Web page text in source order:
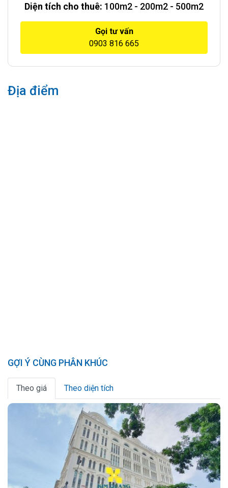
Diện tích cho thuê: 100m2 - 200m2 - 500m2
Gọi tư vấn
0903 816 665
Địa điểm
GỢI Ý CÙNG PHÂN KHÚC
Theo giá Theo diện tích